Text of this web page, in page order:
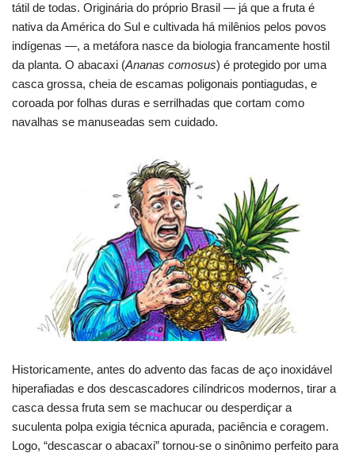
tátil de todas. Originária do próprio Brasil — já que a fruta é
nativa da América do Sul e cultivada há milênios pelos povos
indígenas —, a metáfora nasce da biologia francamente hostil
da planta. O abacaxi (Ananas comosus) é protegido por uma
casca grossa, cheia de escamas poligonais pontiagudas, e
coroada por folhas duras e serrilhadas que cortam como
navalhas se manuseadas sem cuidado.
Historicamente, antes do advento das facas de aço inoxidável
hiperafiadas e dos descascadores cilíndricos modernos, tirar a
casca dessa fruta sem se machucar ou desperdiçar a
suculenta polpa exigia técnica apurada, paciência e coragem.
Logo, “descascar o abacaxi” tornou-se o sinônimo perfeito para